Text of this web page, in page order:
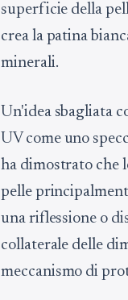
superficie della
crea la patina
minerali.
Un'idea sbagliata
UV come uno
ha dimostrato che
pelle
una riflessione o
collaterale delle
meccanismo di